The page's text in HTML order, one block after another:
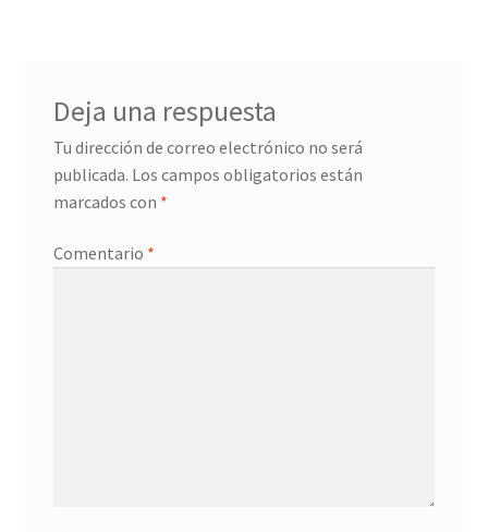
Pescados y Mariscos
Política de Privacidad Y Cookies
Quienes somos
Deja una respuesta
Tu dirección de correo electrónico no será
publicada. Los campos obligatorios están
marcados con *
Comentario *